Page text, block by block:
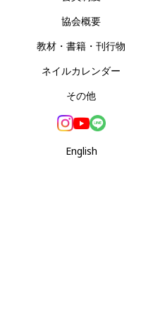
協会概要
教材・書籍・刊行物
ネイルカレンダー
その他
English